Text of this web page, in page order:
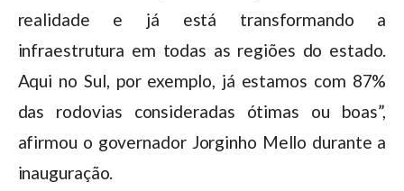
realidade e já está transformando a
infraestrutura em todas as regiões do estado.
Aqui no Sul, por exemplo, já estamos com 87%
das rodovias consideradas ótimas ou boas”,
afirmou o governador Jorginho Mello durante a
inauguração.